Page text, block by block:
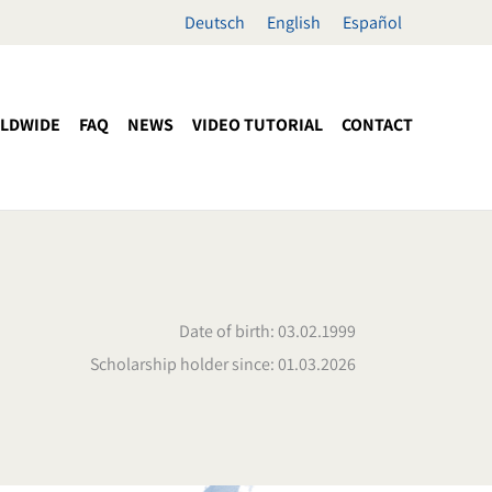
Deutsch English Español
FAQ NEWS VIDEO TUTORIAL CONTACT
Date of birth: 03.02.1999
Scholarship holder since: 01.03.2026